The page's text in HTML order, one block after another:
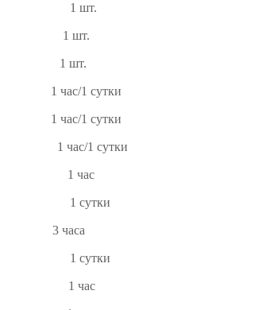
шт.
1 шт.
1 шт.
час/1 сутки
час/1 сутки
час/1 сутки
час
3 часа
час